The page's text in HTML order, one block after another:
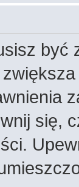
być
się,